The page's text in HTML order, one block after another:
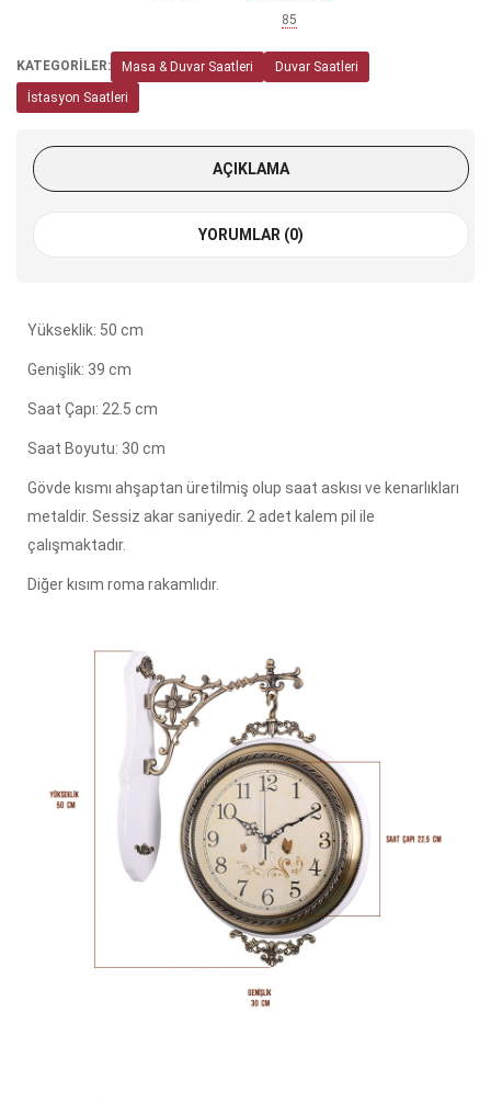
85
KATEGORİLER: Masa & Duvar Saatleri
Duvar Saatleri
İstasyon Saatleri
AÇIKLAMA
YORUMLAR (0)
Yükseklik: 50 cm
Genişlik: 39 cm
Saat Çapı: 22.5 cm
Saat Boyutu: 30 cm
Gövde kısmı ahşaptan üretilmiş olup saat askısı ve kenarlıkları
metaldir. Sessiz akar saniyedir. 2 adet kalem pil ile
çalışmaktadır.
Diğer kısım roma rakamlıdır.